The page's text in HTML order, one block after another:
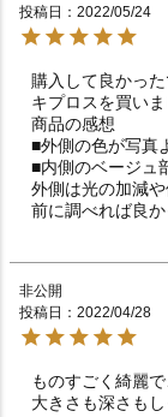
投稿日
2022/05/24
購入して良かった
キプロスを買いま
商品の感想
■外側の色が写真
■内側のベージュ
外側は光の加減
前に調べれば良か
非公開
投稿日
2022/04/28
ものすごく綺麗
大きさも深さも